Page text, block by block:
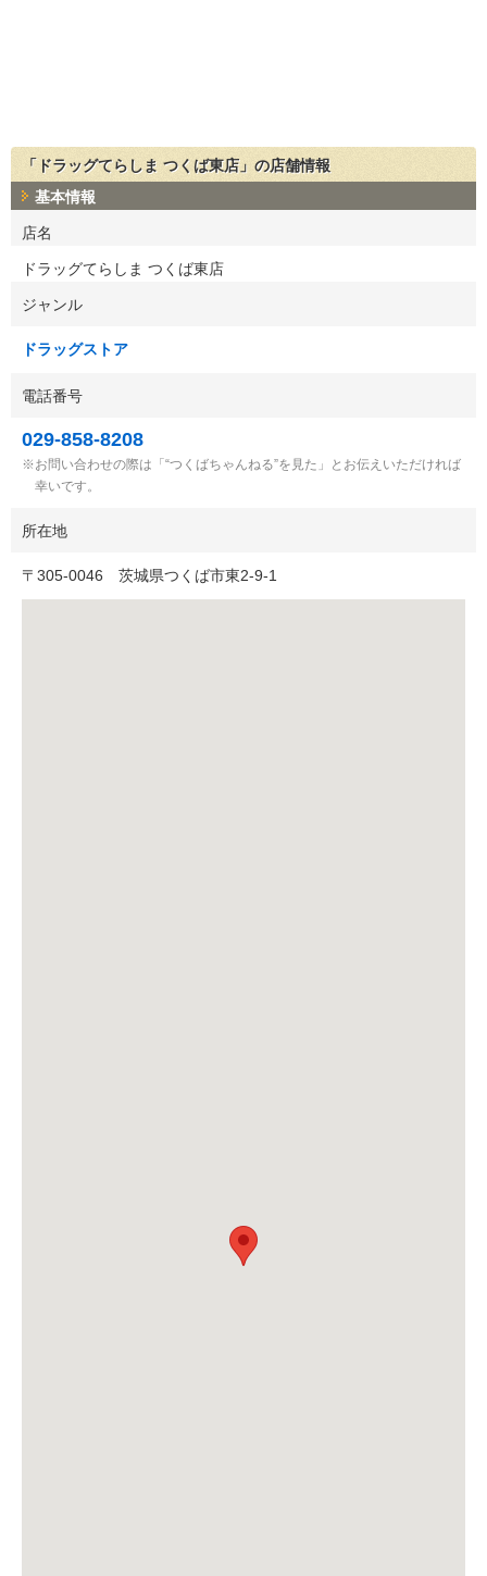
「ドラッグてらしま つくば東店」の店舗情報
基本情報
店名
ドラッグてらしま つくば東店
ジャンル
ドラッグストア
電話番号
029-858-8208
お問い合わせの際は「“つくばちゃんねる”を見た」とお伝えいただければ
幸いです。
所在地
〒 305-0046 茨城県つくば市東2-9-1